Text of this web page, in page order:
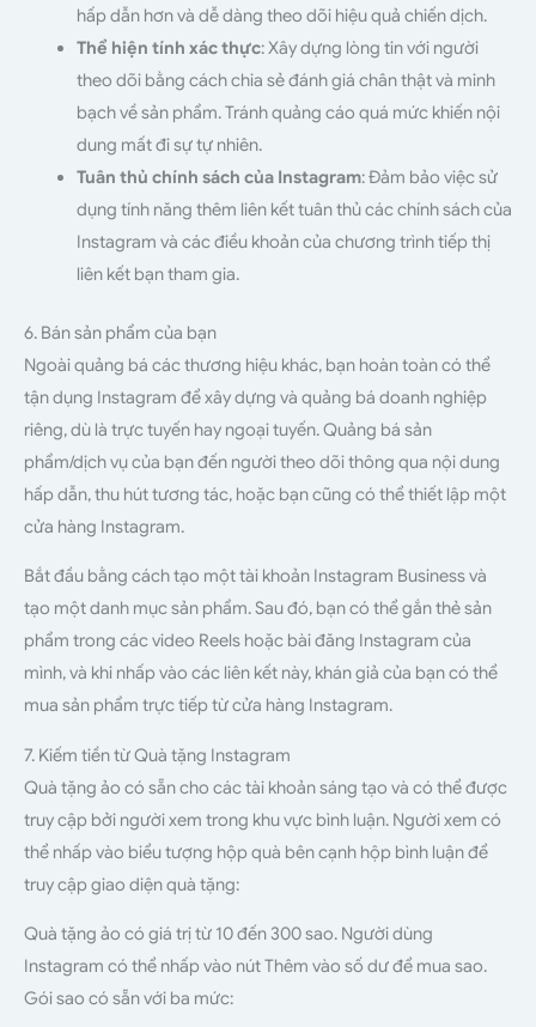
hấp dẫn hơn và dễ dàng theo dõi hiệu quả chiến dịch.
Thể hiện tính xác thực: Xây dựng lòng tin với người
theo dõi bằng cách chia sẻ đánh giá chân thật và minh
bạch về sản phẩm. Tránh quảng cáo quá mức khiến nội
dung mất đi sự tự nhiên.
Tuân thủ chính sách của Instagram: Đảm bảo việc sử
dụng tính năng thêm liên kết tuân thủ các chính sách của
Instagram và các điều khoản của chương trình tiếp thị
liên kết bạn tham gia.
6. Bán sản phẩm của bạn
Ngoài quảng bá các thương hiệu khác, bạn hoàn toàn có thể
tận dụng Instagram để xây dựng và quảng bá doanh nghiệp
riêng, dù là trực tuyến hay ngoại tuyến. Quảng bá sản
phẩm/dịch vụ của bạn đến người theo dõi thông qua nội dung
hấp dẫn, thu hút tương tác, hoặc bạn cũng có thể thiết lập một
cửa hàng Instagram.
Bắt đầu bằng cách tạo một tài khoản Instagram Business và
tạo một danh mục sản phẩm. Sau đó, bạn có thể gắn thẻ sản
phẩm trong các video Reels hoặc bài đăng Instagram của
mình, và khi nhấp vào các liên kết này, khán giả của bạn có thể
mua sản phẩm trực tiếp từ cửa hàng Instagram.
7. Kiếm tiền từ Quà tặng Instagram
Quà tặng ảo có sẵn cho các tài khoản sáng tạo và có thể được
truy cập bởi người xem trong khu vực bình luận. Người xem có
thể nhấp vào biểu tượng hộp quà bên cạnh hộp bình luận để
truy cập giao diện quà tặng:
Quà tặng ảo có giá trị từ 10 đến 300 sao. Người dùng
Instagram có thể nhấp vào nút Thêm vào số dư để mua sao.
Gói sao có sẵn với ba mức: